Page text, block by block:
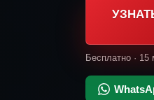
Бесплатно ·